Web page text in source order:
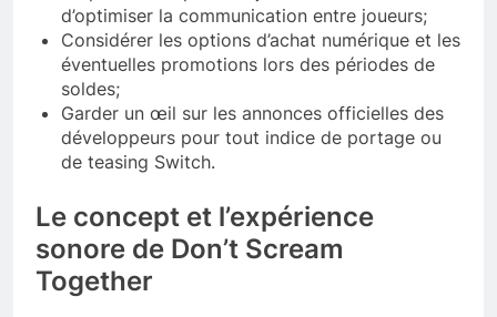
d’optimiser la communication entre joueurs;
Considérer les options d’achat numérique et les
éventuelles promotions lors des périodes de
soldes;
Garder un œil sur les annonces officielles des
développeurs pour tout indice de portage ou
de teasing Switch.
Le concept et l’expérience
sonore de Don’t Scream
Together